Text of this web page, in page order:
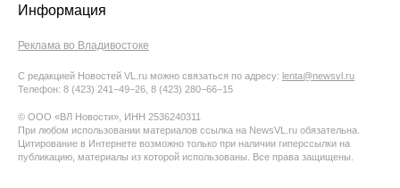
Информация
Реклама во Владивостоке
С редакцией Новостей VL.ru можно связаться по адресу: lenta@newsvl.ru
Телефон: 8 (423) 241−49−26, 8 (423) 280−66−15
© ООО «ВЛ Новости», ИНН 2536240311
При любом использовании материалов ссылка на NewsVL.ru обязательна.
Цитирование в Интернете возможно только при наличии гиперссылки на
публикацию, материалы из которой использованы. Все права защищены.